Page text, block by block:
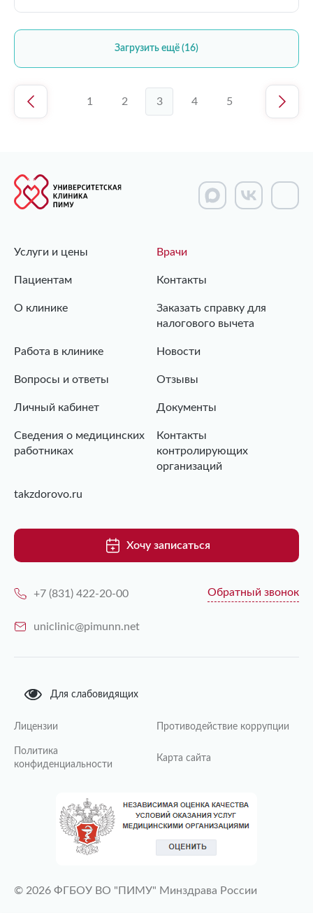
Загрузить ещё (16)
1 2 3 4 5
Услуги и цены Врачи
Пациентам Контакты
О клинике
Заказать справку для
налогового вычета
Работа в клинике Новости
Вопросы и ответы Отзывы
Личный кабинет Документы
Сведения о медицинских
работниках
Контакты
контролирующих
организаций
takzdorovo.ru
Хочу записаться
+7 (831) 422-20-00 Обратный звонок
uniclinic@pimunn.net
Для слабовидящих
Лицензии Противодействие коррупции
Политика
конфиденциальности
Карта сайта
© 2026 ФГБОУ ВО "ПИМУ" Минздрава России